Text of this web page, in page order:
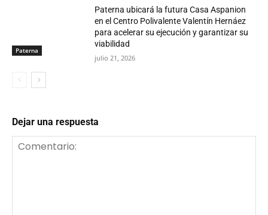
Paterna
Paterna ubicará la futura Casa Aspanion
en el Centro Polivalente Valentín Hernáez
para acelerar su ejecución y garantizar su
viabilidad
julio 21, 2026
Dejar una respuesta